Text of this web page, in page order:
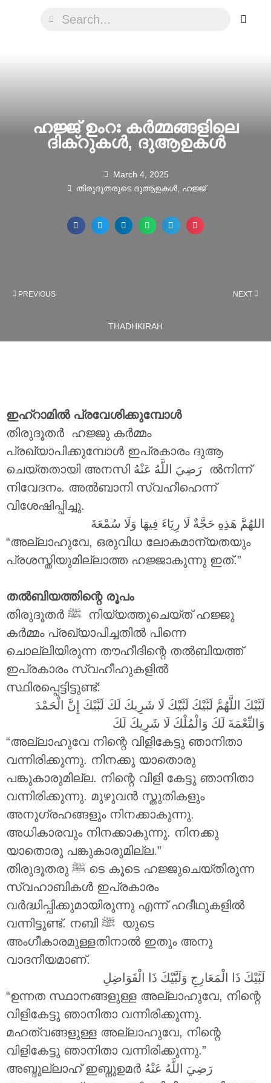
ഹജ്ജ് ഉംറഃ കർമ്മങ്ങളിലെ
ദിക്റുകൾ, ദുആഉകൾ
March 4, 2025
തിരുദൂതരുടെ ദുആഉകൾ, ഹജ്ജ്
PREVIOUS NEXT
THADHKIRAH
ഇഹ്റാമിൽ പ്രവേശിക്കുമ്പോൾ
തിരുദൂതർ ഹജ്ജു കർമ്മം
പ്രഖ്യാപിക്കുമ്പോൾ ഇപ്രകാരം ദുആ
ചെയ്തതായി അനസി رَضِيَ اللَّهُ عَنْهُ ൽനിന്ന്
നിവേദനം. അൽബാനി സ്വഹീഹെന്ന്
വിശേഷിപ്പിച്ചു.
اللهُمَّ هَذِهِ حَجَّةٌ لَا رِيَاءَ فِيهَا وَلَا سُمْعَةَ
“അല്ലാഹുവേ, ഒരുവിധ ലോകമാന്യതയും
പ്രശസ്തിയുമില്ലാത്ത ഹജ്ജാകുന്നു ഇത്.”
തൽബിയത്തിന്റെ രൂപം
തിരുദൂതർ ‎ﷺ നിയ്യത്തുചെയ്ത് ഹജ്ജു
കർമ്മം പ്രഖ്യാപിച്ചതിൽ പിന്നെ
ചൊല്ലിയിരുന്ന തൗഹീദിന്റെ തൽബിയത്ത്
ഇപ്രകാരം സ്വഹീഹുകളിൽ
സ്ഥിരപ്പെട്ടിട്ടുണ്ട്:
لَبَّيْكَ اللَّهُمَّ لَبَّيْكَ لَبَّيْكَ لَا شَرِيكَ لَكَ لَبَّيْكَ إِنَّ الْحَمْدَ
وَالنِّعْمَةَ لَكَ وَالْمُلْكَ لَا شَرِيكَ لَكَ
“അല്ലാഹുവേ നിന്റെ വിളികേട്ടു ഞാനിതാ
വന്നിരിക്കുന്നു. നിനക്കു യാതൊരു
പങ്കുകാരുമില്ല. നിന്റെ വിളി കേട്ടു ഞാനിതാ
വന്നിരിക്കുന്നു. മുഴുവൻ സ്തുതികളും
അനുഗ്രഹങ്ങളും നിനക്കാകുന്നു.
അധികാരവും നിനക്കാകുന്നു. നിനക്കു
യാതൊരു പങ്കുകാരുമില്ല.”
തിരുദൂതരു ‎ﷺ ടെ കൂടെ ഹജ്ജുചെയ്തിരുന്ന
സ്വഹാബികൾ ഇപ്രകാരം
വർദ്ധിപ്പിക്കുമായിരുന്നു എന്ന് ഹദീഥുകളിൽ
വന്നിട്ടുണ്ട്. നബി ‎ﷺ യുടെ
അംഗീകാരമുള്ളതിനാൽ ഇതും അനു
വാദനീയമാണ്.
لَبَّيْكَ ذَا الْمَعَارِجِ وَلَبَّيْكَ ذَا الْفَوَاضِلِ
“ഉന്നത സ്ഥാനങ്ങളുള്ള അല്ലാഹുവേ, നിന്റെ
വിളികേട്ടു ഞാനിതാ വന്നിരിക്കുന്നു.
മഹത്വങ്ങളുള്ള അല്ലാഹുവേ, നിന്റെ
വിളികേട്ടു ഞാനിതാ വന്നിരിക്കുന്നു.”
അബ്ദുല്ലാഹ് ഇബ്നുഉമർ رَضِيَ اللَّهُ عَنْهُ